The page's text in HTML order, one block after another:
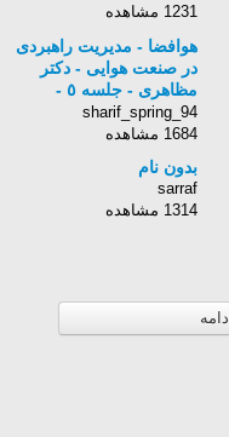
1231 مشاهده
هوافضا - مدیریت راهبردی
در صنعت هوایی - دکتر
مظاهری - جلسه ٥ -
٩٣/١١/٢٧
sharif_spring_94
1684 مشاهده
بدون نام
sarraf
1314 مشاهده
ادامه